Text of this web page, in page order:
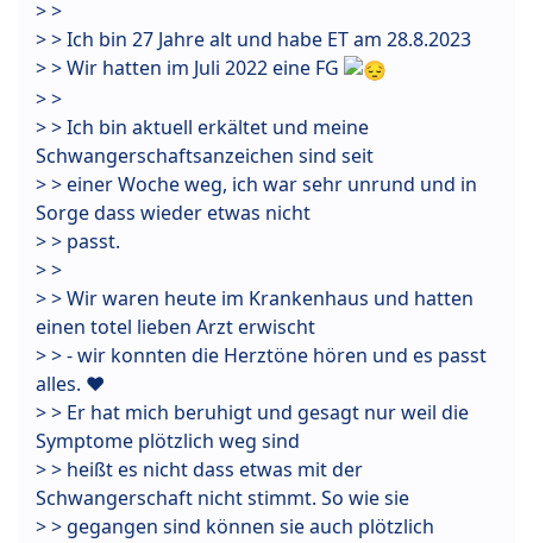
> >
> > Ich bin 27 Jahre alt und habe ET am 28.8.2023
> > Wir hatten im Juli 2022 eine FG
> >
> > Ich bin aktuell erkältet und meine
Schwangerschaftsanzeichen sind seit
> > einer Woche weg, ich war sehr unrund und in
Sorge dass wieder etwas nicht
> > passt.
> >
> > Wir waren heute im Krankenhaus und hatten
einen totel lieben Arzt erwischt
> > - wir konnten die Herztöne hören und es passt
alles. ❤
> > Er hat mich beruhigt und gesagt nur weil die
Symptome plötzlich weg sind
> > heißt es nicht dass etwas mit der
Schwangerschaft nicht stimmt. So wie sie
> > gegangen sind können sie auch plötzlich